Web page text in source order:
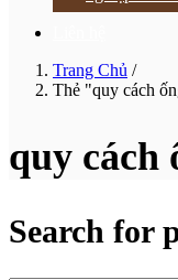
Trang Chủ /
Thẻ "quy cách
quy cách
Search for